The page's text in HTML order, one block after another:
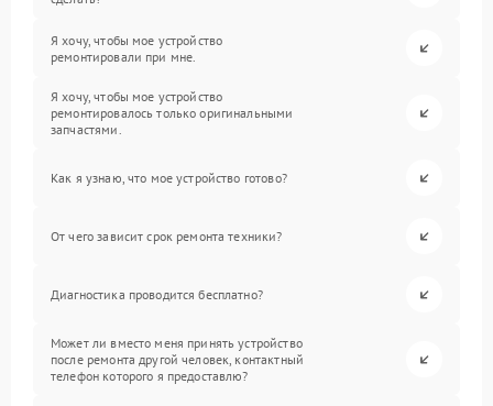
Я хочу, чтобы мое устройство
ремонтировали при мне.
Я хочу, чтобы мое устройство
ремонтировалось только оригинальными
запчастями.
Как я узнаю, что мое устройство готово?
От чего зависит срок ремонта техники?
Диагностика проводится бесплатно?
Может ли вместо меня принять устройство
после ремонта другой человек, контактный
телефон которого я предоставлю?